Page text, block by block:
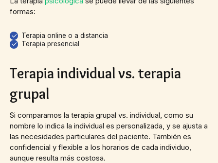
formas:
Terapia online o a distancia
Terapia presencial
Terapia individual vs. terapia
grupal
Si comparamos la terapia grupal vs. individual, como su
nombre lo indica la individual es personalizada, y se ajusta a
las necesidades particulares del paciente. También es
confidencial y flexible a los horarios de cada individuo,
aunque resulta más costosa.